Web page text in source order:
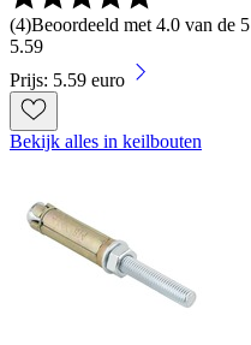
(4)Beoordeeld met 4.0 van de
5.59
Prijs: 5.59 euro
Bekijk alles in keilbouten